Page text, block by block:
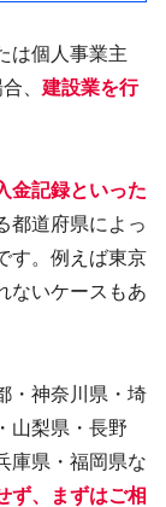
は個人事業主
、 建設業を行
金記録といった
都道府県によっ
す。例えば東京
ないケースもあ
・神奈川県・埼
山梨県・長野
庫県・福岡県な
ず、まずはご相